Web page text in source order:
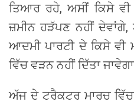
ਤਿਆਰ ਰਹੇ, ਅਸੀਂ ਕਿਸੇ ਵੀ
ਜ਼ਮੀਨ ਹੜੱਪਣ ਨਹੀਂ
ਆਦਮੀ ਪਾਰਟੀ ਦੇ ਕਿਸੇ ਵੀ
ਵਿੱਚ ਵੜਨ ਨਹੀਂ ਦਿੱਤਾ
ਅੱਜ ਦੇ ਟਰੈਕਟਰ ਮਾਰਚ ਵਿੱਚ